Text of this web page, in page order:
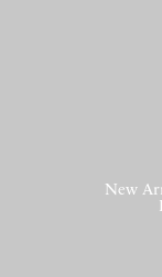
New